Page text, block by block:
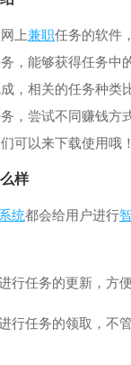
上兼职任务的软件
，能够获得任务中
，相关的任务种类
，尝试不同赚钱方
可以来下载使用哦！
样
系统都会给用户进行
行任务的更新，方
行任务的领取，不